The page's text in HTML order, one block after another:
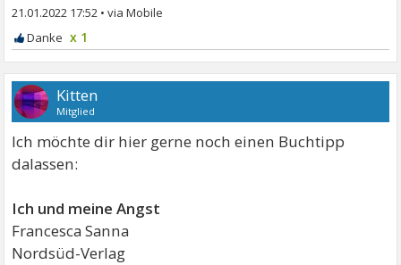
21.01.2022 17:52 •
x 1
Kitten
Mitglied
Ich möchte dir hier gerne noch einen Buchtipp
dalassen:
Ich und meine Angst
Francesca Sanna
Nordsüd-Verlag